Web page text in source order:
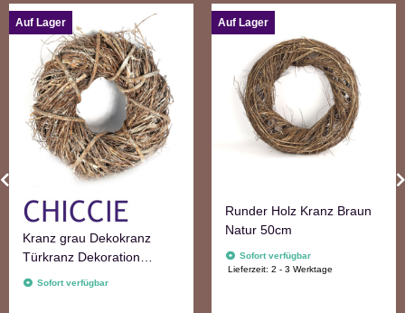
Auf Lager
Kranz grau Dekokranz
Türkranz Dekoration
Wanddekoration
Sofort verfügbar
Auf Lager
Runder Holz Kranz Braun
Natur 50cm
Sofort verfügbar
Lieferzeit:2 - 3 Werktage